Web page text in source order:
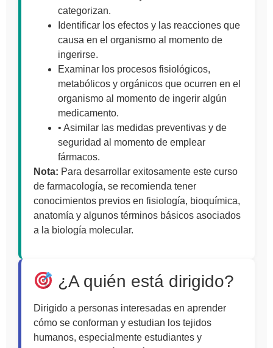
categorizan.
Identificar los efectos y las reacciones que
causa en el organismo al momento de
ingerirse.
Examinar los procesos fisiológicos,
metabólicos y orgánicos que ocurren en el
organismo al momento de ingerir algún
medicamento.
• Asimilar las medidas preventivas y de
seguridad al momento de emplear
fármacos.
Nota: Para desarrollar exitosamente este curso
de farmacología, se recomienda tener
conocimientos previos en fisiología, bioquímica,
anatomía y algunos términos básicos asociados
a la biología molecular.
¿A quién está dirigido?
Dirigido a personas interesadas en aprender
cómo se conforman y estudian los tejidos
humanos, especialmente estudiantes y